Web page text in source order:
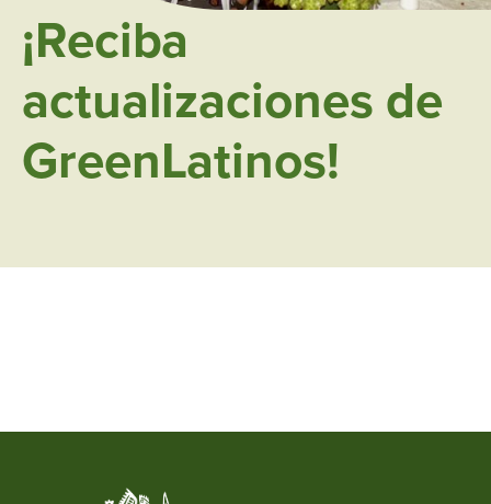
¡Reciba
actualizaciones de
GreenLatinos!